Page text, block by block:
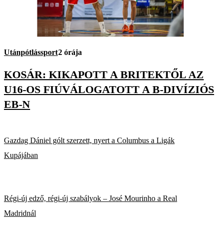
Utánpótlássport2 órája
KOSÁR: KIKAPOTT A BRITEKTŐL AZ
U16-OS FIÚVÁLOGATOTT A B-DIVÍZIÓS
EB-N
Gazdag Dániel gólt szerzett, nyert a Columbus a Ligák
Kupájában
Régi-új edző, régi-új szabályok – José Mourinho a Real
Madridnál